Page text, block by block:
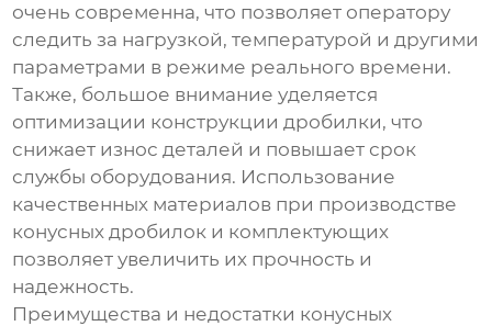
очень современна, что позволяет оператору
следить за нагрузкой, температурой и другими
параметрами в режиме реального времени.
Также, большое внимание уделяется
оптимизации конструкции дробилки, что
снижает износ деталей и повышает срок
службы оборудования. Использование
качественных материалов при производстве
конусных дробилок и комплектующих
позволяет увеличить их прочность и
надежность.
Преимущества и недостатки конусных